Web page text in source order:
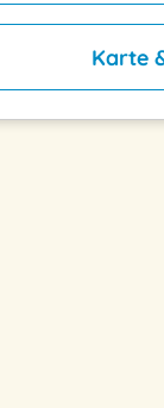
Karte